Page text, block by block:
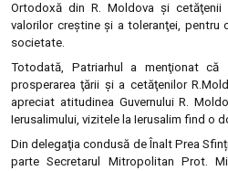
Ortodoxă din R. Moldova şi cetăţenii
valorilor creştine şi a toleranţei, pentru
societate.
Totodată, Patriarhul a menţionat
prosperarea ţării şi a cetăţenilor
apreciat atitudinea Guvernului R.
Ierusalimului, vizitele la Ierusalim find o
Din delegaţia condusă de Înalt Prea
parte Secretarul Mitropolitan Prot.